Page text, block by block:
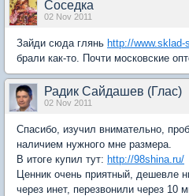
Соседка
02 Nov 2011
Зайди сюда глянь http://
брали как-то. Почти московские
Радик Сайдашев (Глас)
02 Nov 2011
Спасибо, изучил внимательно,
наличием нужного мне размера.
В итоге купил тут: http://98shina.ru/
Ценник очень приятный, дешевле
через инет, перезвонили через 10